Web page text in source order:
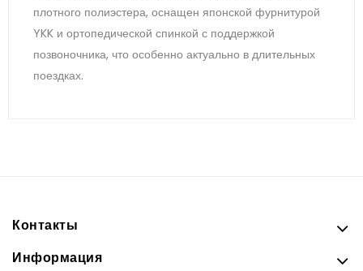
плотного полиэстера, оснащен японской фурнитурой
YKK и ортопедической спинкой с поддержкой
позвоночника, что особенно актуально в длительных
поездках.
Контакты
Информация